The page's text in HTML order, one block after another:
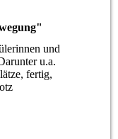
und
u.a.
fertig,